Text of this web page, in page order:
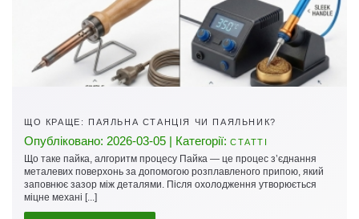
ЩО КРАЩЕ: ПАЯЛЬНА СТАНЦІЯ ЧИ ПАЯЛЬНИК?
Опубліковано: 2026-03-05 | Категорії: СТАТТІ
Що таке пайка, алгоритм процесу Пайка — це процес з’єднання
металевих поверхонь за допомогою розплавленого припою, який
заповнює зазор між деталями. Після охолодження утворюється
міцне механі [...]